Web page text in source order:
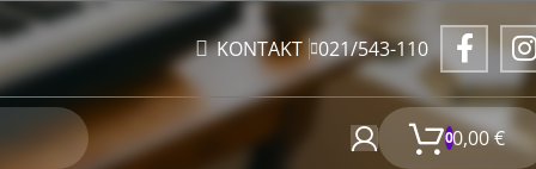
KONTAKT 021/543-110
00,00€